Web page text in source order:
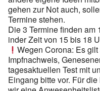
gehen zur Not auch,
Termine stehen.
Die 3 Termine finden am
inder Zeit von 15 bis 18
Wegen Corona: Es
Impfnachweis,
tagesaktuellen Test mit
Eingang bitte vor. Für